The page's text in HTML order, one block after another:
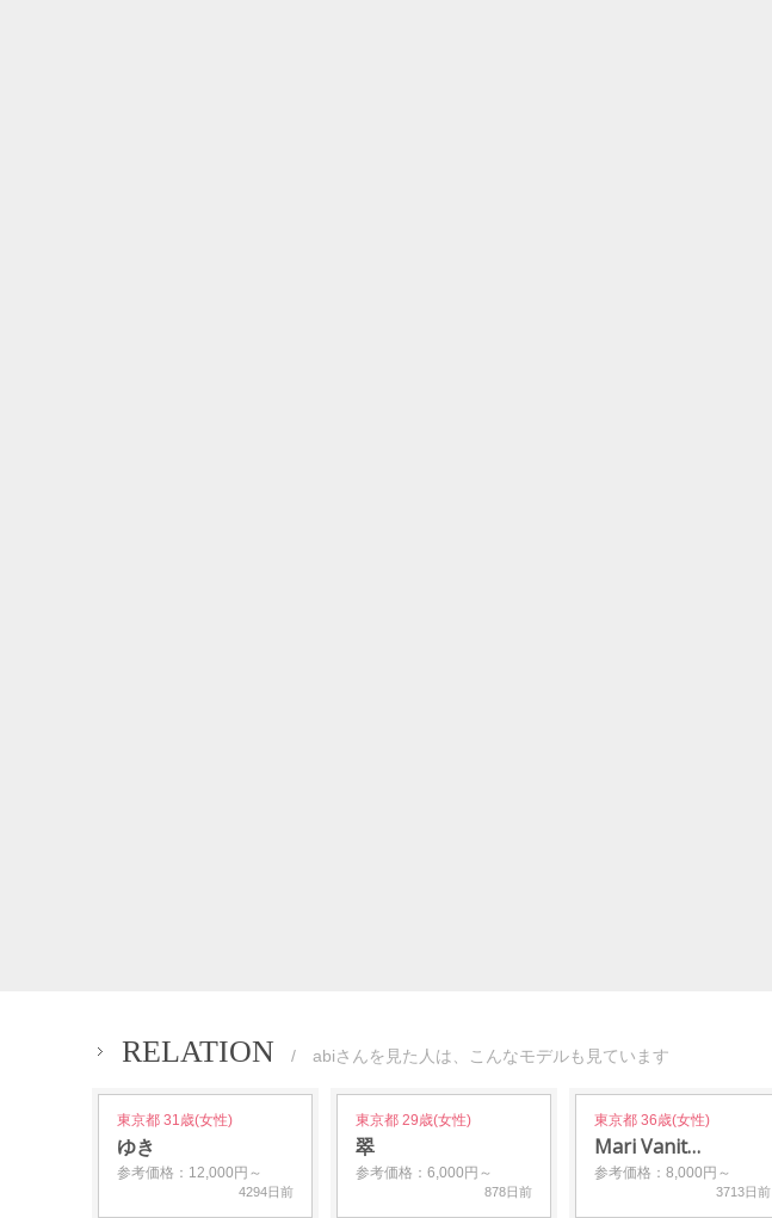
RELATION / abiさんを見た人は、こんなモデルも見ています
東京都 31歳(女性)
ゆき
参考価格：12,000円～
4294日前
東京都 29歳(女性)
翠
参考価格：6,000円～
878日前
東京都 36歳(女性)
Mari Vanit…
参考価格：8,000円～
3713日前